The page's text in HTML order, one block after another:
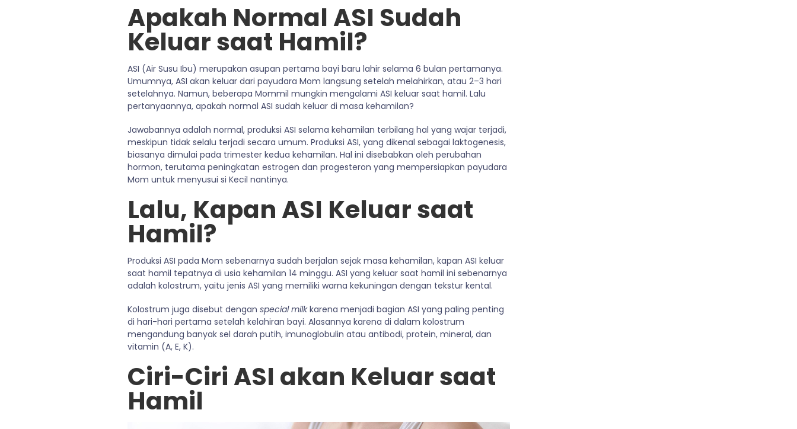
Apakah Normal ASI Sudah
Keluar saat Hamil?
ASI (Air Susu Ibu) merupakan asupan pertama bayi baru lahir selama 6 bulan pertamanya.
Umumnya, ASI akan keluar dari payudara Mom langsung setelah melahirkan, atau 2–3 hari
setelahnya. Namun, beberapa Mommil mungkin mengalami ASI keluar saat hamil. Lalu
pertanyaannya, apakah normal ASI sudah keluar di masa kehamilan?
Jawabannya adalah normal, produksi ASI selama kehamilan terbilang hal yang wajar terjadi,
meskipun tidak selalu terjadi secara umum. Produksi ASI, yang dikenal sebagai laktogenesis,
biasanya dimulai pada trimester kedua kehamilan. Hal ini disebabkan oleh perubahan
hormon, terutama peningkatan estrogen dan progesteron yang mempersiapkan payudara
Mom untuk menyusui si Kecil nantinya.
Lalu, Kapan ASI Keluar saat
Hamil?
Produksi ASI pada Mom sebenarnya sudah berjalan sejak masa kehamilan, kapan ASI keluar
saat hamil tepatnya di usia kehamilan 14 minggu. ASI yang keluar saat hamil ini sebenarnya
adalah kolostrum, yaitu jenis ASI yang memiliki warna kekuningan dengan tekstur kental.
Kolostrum juga disebut denganspecial milkkarena menjadi bagian ASI yang paling penting
di hari-hari pertama setelah kelahiran bayi. Alasannya karena di dalam kolostrum
mengandung banyak sel darah putih, imunoglobulin atau antibodi, protein, mineral, dan
vitamin (A, E, K).
Ciri-Ciri ASI akan Keluar saat
Hamil